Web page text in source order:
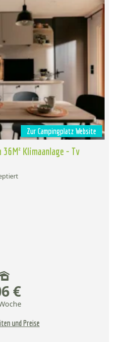
Zur Campingplatz Website
Klimaanlage - Tv
€
und Preise